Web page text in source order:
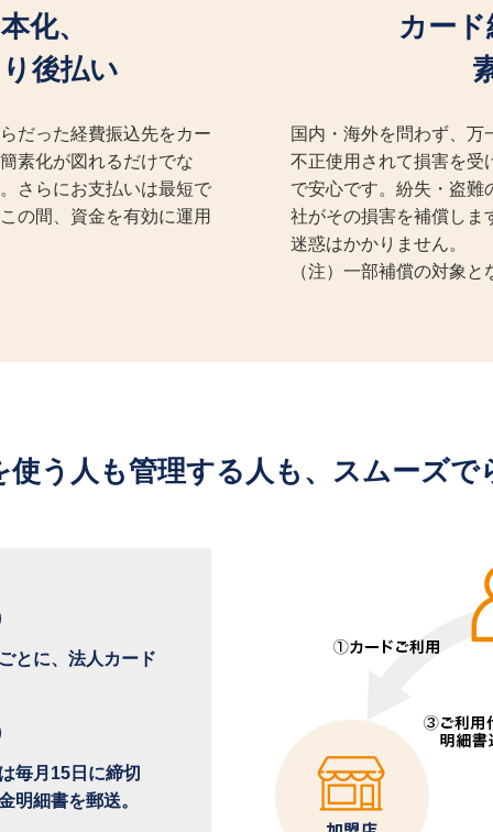
化、
後払い
だった経費振込先をカー
素化が図れるだけでな
さらにお支払いは最短で
の間、資金を有効に運用
カー
国内・海外を問わず、万
不正使用されて損害を受
で安心です。紛失・盗難
社がその損害を補償しま
迷惑はかかりません。
（注）一部補償の対象
使う人も管理する人も、 スムーズで
とに、法人カード
毎月15日に締切
明細書を郵送。